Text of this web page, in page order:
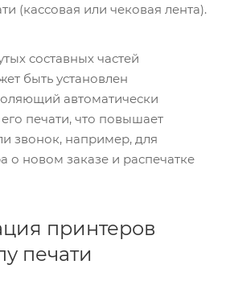
(кассовая или чековая лента).
составных частей
быть установлен
автоматически
печати, что повышает
звонок, например, для
о новом заказе и распечатке
принтеров
печати